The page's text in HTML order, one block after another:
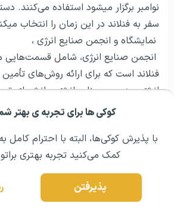
کوکی ها برای تجربه ی بهتر
با پذیرش کوکی‌ها، البته با احترام
کمک می‌کنید تجربه بهتری
پذیرفتن
مشــاوره اولیه رایگان: ۰۲۱ ۴۳۰۰۰ ۰۲۱
نوامبر برگزار می­شود استفاده می‌کنند.
سفر به فنلاند در این زمان را انتخاب
نمایشگاه و انجمن صنایع انرژی ،
انجمن صنایع انرژی، شامل قسمت‌هایی
فنلاند است که برای ارائه روش‌های
انرژی، مدیریت صنایع انرژی و انرژی­های
شود. این نمایشگاه فرصت‌هایی را
هلسینکی برگزار می­گردد.
فستیوال ها و رویدادها و جشن ها